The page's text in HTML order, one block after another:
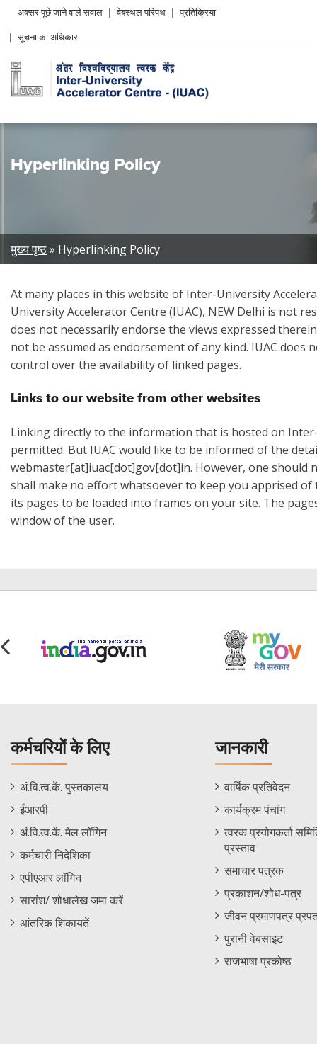
Header
menu
अक्सर पूछे जाने वाले सवाल वेबस्थल परिपथ
प्रतिक्रिया
सूचना का अधिकार
Hyperlinking Policy
Breadcrumb
मुख्य पृष्ठ Hyperlinking Policy
At many places in this website of Inter-University
University Accelerator Centre (IUAC), NEW Delhi is not
does not necessarily endorse the views expressed
not be assumed as endorsement of any kind. IUAC
control over the availability of linked pages.
Links to our website from other websites
Linking directly to the information that is hosted on
permitted. But IUAC would like to be informed of the
webmaster[at]iuac[dot]gov[dot]in. However, one should
shall make no effort whatsoever to keep you apprised
its pages to be loaded into frames on your site. The
window of the user.
कर्मचरियों के लिए
Staff
Footer
Menu
अं.वि.त्व.कें. पुस्तकालय
ईआरपी
अं.वि.त्व.कें. मेल लॉगिन
कर्मचारी निदेशिका
एपीएआर लॉगिन
सारांश/ शोधालेख जमा करें
आंतरिक शिकायतें
जानकारी
Informations
Menu
वार्षिक प्रतिवेदन
कार्यक्रम पंचांग
त्वरक प्रयोगकर्ता
प्रस्ताव
समाचार पत्रक
प्रकाशन/शोध-पत्र
जीवन प्रमाणपत्र
पुरानी वेबसाइट
राजभाषा प्रकोष्ठ